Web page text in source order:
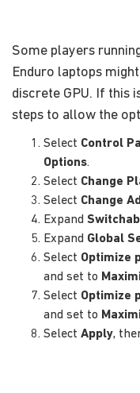
Some players
Enduro laptops
discrete GPU. If this
steps to allow the
Select Control
Options.
Select Change
Select Change
Expand
Expand Global
Select Optimize
and set to
Select Optimize
and set to
Select Apply,